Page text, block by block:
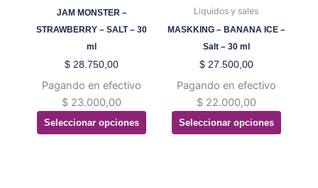
JAM MONSTER –
STRAWBERRY – SALT – 30
ml
$ 28.750,00
Pagando en efectivo
$ 23.000,00
Seleccionar opciones
Las
opciones
se
pueden
en
la
página
Liquidos y sales
MASKKING – BANANA ICE –
Salt – 30 ml
$27.500,00
Pagando en efectivo
$22.000,00
Seleccionar opciones
Las
opciones
se
pueden
en
la
página